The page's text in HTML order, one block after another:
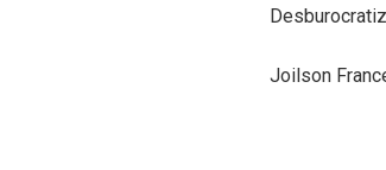
Joilson